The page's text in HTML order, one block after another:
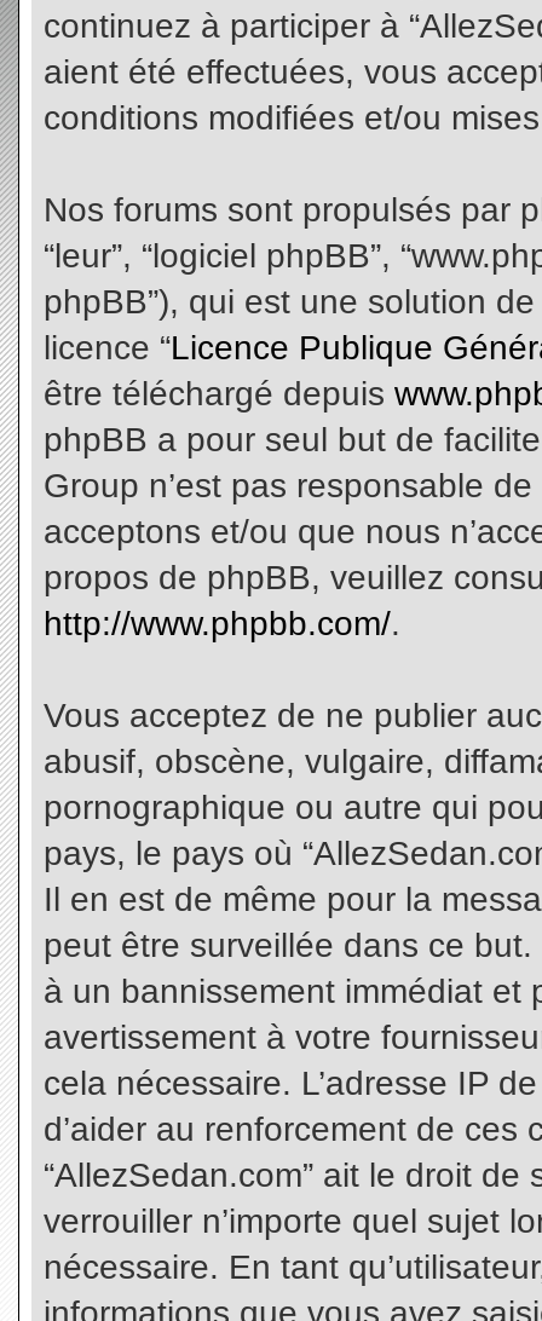
continuez à participer à
aient été effectuées, vous
conditions modifiées et/ou
Nos forums sont propulsés par
“leur”, “logiciel phpBB”,
phpBB”), qui est une solution
licence “Licence Publique
être téléchargé depuis
phpBB a pour seul but de
Group n’est pas responsable
acceptons et/ou que nous
propos de phpBB, veuillez
http://www.phpbb.com/.
Vous acceptez de ne publier
abusif, obscène, vulgaire,
pornographique ou autre qui
pays, le pays où
Il en est de même pour la
peut être surveillée dans ce
à un bannissement immédiat et
avertissement à votre
cela nécessaire. L’adresse IP
d’aider au renforcement de
“AllezSedan.com” ait le droit de
verrouiller n’importe quel sujet
nécessaire. En tant
informations que vous avez